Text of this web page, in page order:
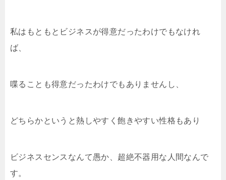
私はもともとビジネスが得意だったわけでもなけれ
ば、
喋ることも得意だったわけでもありませんし、
どちらかというと熱しやすく飽きやすい性格もあり
ビジネスセンスなんて愚か、超絶不器用な人間なんで
す。